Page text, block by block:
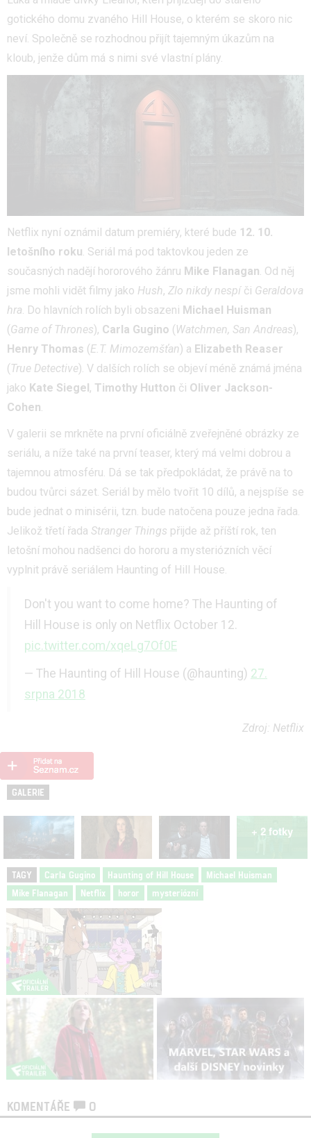
gotického domu zvaného Hill House, o kterém se skoro nic
neví. Společně se rozhodnou přijít tajemným úkazům na
kloub, jenže dům má s nimi své vlastní plány.
Netflix nyní oznámil datum premiéry, které bude 12. 10.
letošního roku. Seriál má pod taktovkou jeden ze
současných nadějí hororového žánru Mike Flanagan. Od něj
jsme mohli vidět filmy jako Hush, Zlo nikdy nespíči Geraldova
hra. Do hlavních rolích byli obsazeni Michael Huisman
(Game of Thrones), Carla Gugino (Watchmen, San Andreas),
Henry Thomas (E.T. Mimozemšťan) a Elizabeth Reaser
(True Detective). V dalších rolích se objeví méně známá jména
jako Kate Siegel, Timothy Hutton či Oliver Jackson-
Cohen.
V galerii se mrkněte na první oficiálně zveřejněné obrázky ze
seriálu, a níže také na první teaser, který má velmi dobrou a
tajemnou atmosféru. Dá se tak předpokládat, že právě na to
budou tvůrci sázet. Seriál by mělo tvořit 10 dílů, a nejspíše se
bude jednat o minisérii, tzn. bude natočena pouze jedna řada.
Jelikož třetí řada Stranger Things přijde až příští rok, ten
letošní mohou nadšenci do hororu a mysteriózních věcí
vyplnit právě seriálem Haunting of Hill House.
Don't you want to come home? The Haunting of
Hill House is only on Netflix October 12.
pic.twitter.com/xqeLg7Of0E
— The Haunting of Hill House (@haunting) 27.
srpna 2018
Zdroj: Netflix
GALERIE
+ 2 fotky
TAGY Carla Gugino Haunting of Hill House
Michael Huisman
Mike Flanagan
Netflix horor mysteriózní
KOMENTÁŘE 0